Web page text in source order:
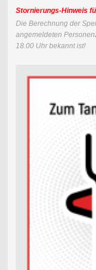
Stornierungs-Hinweis
Die Berechnung der
angemeldeten
18.00 Uhr bekannt ist!